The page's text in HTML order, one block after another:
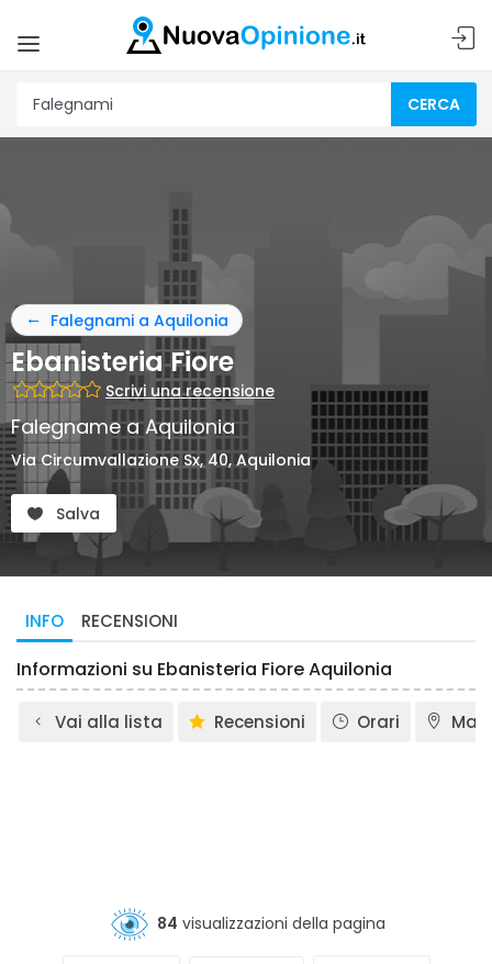
CERCA
Falegnami a Aquilonia
Ebanisteria Fiore
Scrivi una recensione
Falegname a Aquilonia
Via Circumvallazione Sx, 40, Aquilonia
Salva
INFO RECENSIONI
Informazioni su Ebanisteria Fiore Aquilonia
Vai alla lista Recensioni Orari
84 visualizzazioni della pagina